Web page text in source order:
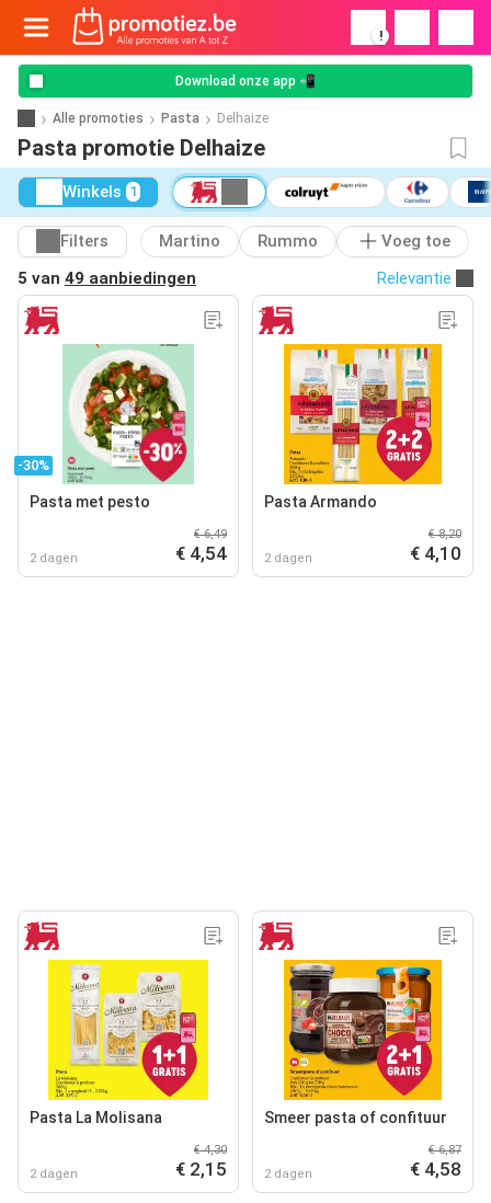
!
Download onze app 📲
Alle promoties Pasta Delhaize
Pasta promotie Delhaize
Winkels 1
Filters Martino Rummo
Voeg toe
5 van 49 aanbiedingen Relevantie
-30%
Pasta met pesto
2 dagen
€ 6,49
€ 4,54
Pasta Armando
2 dagen
€ 8,20
€ 4,10
Pasta La Molisana
2 dagen
€ 4,30
€ 2,15
Smeer pasta of confituur
2 dagen
€ 6,87
€ 4,58